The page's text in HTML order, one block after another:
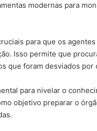
modernas para
para que os
Isso permite que
que foram desviados por
para nivelar o
objetivo preparar o